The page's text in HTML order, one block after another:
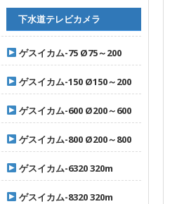
下水道テレビカメラ
ゲスイカム-75 Ø75～200
ゲスイカム-150 Ø150～200
ゲスイカム-600 Ø200～600
ゲスイカム-800 Ø200～800
ゲスイカム-6320 320m
ゲスイカム-8320 320m